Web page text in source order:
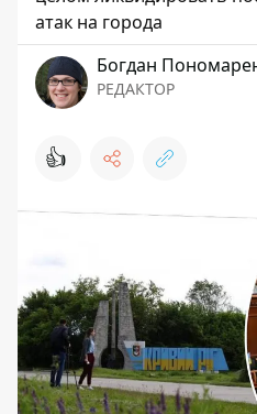
атак на города
Богдан
РЕДАКТОР
👍